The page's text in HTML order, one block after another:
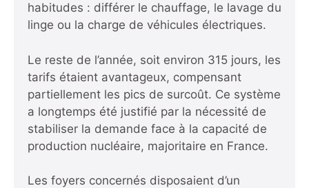
habitudes : différer le chauffage, le lavage du
linge ou la charge de véhicules électriques.
Le reste de l’année, soit environ 315 jours, les
tarifs étaient avantageux, compensant
partiellement les pics de surcoût. Ce système
a longtemps été justifié par la nécessité de
stabiliser la demande face à la capacité de
production nucléaire, majoritaire en France.
Les foyers concernés disposaient d’un